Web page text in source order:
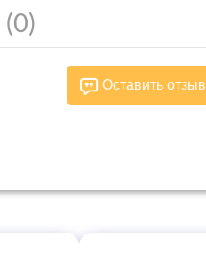
(0)
Оставить отзыв